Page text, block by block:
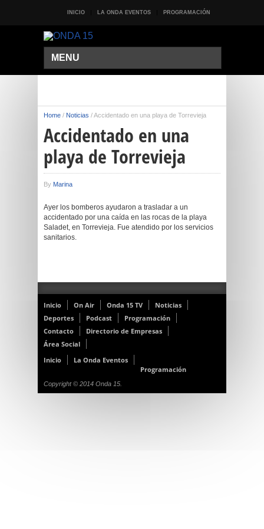
INICIO LA ONDA EVENTOS PROGRAMACIÓN
MENU
Home / Noticias /Accidentado en una playa de Torrevieja
Accidentado en una
playa de Torrevieja
By Marina
Ayer los bomberos ayudaron a trasladar a un
accidentado por una caída en las rocas de la playa
Saladet, en Torrevieja. Fue atendido por los servicios
sanitarios.
Inicio On Air Onda 15 TV
Noticias
Deportes
Podcast
Programación
Contacto
Directorio de Empresas
Área Social
Inicio
La Onda Eventos
Programación
Copyright © 2014 Onda 15.